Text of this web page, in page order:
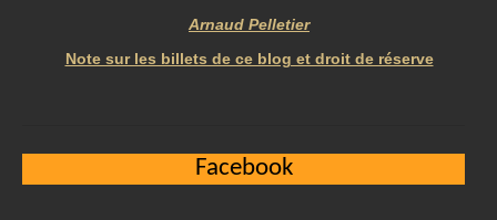
Arnaud Pelletier
Note sur les billets de ce blog et droit de réserve
Facebook